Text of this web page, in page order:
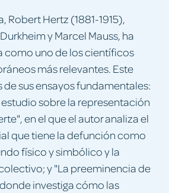
Robert Hertz (1881-1915),
y Marcel Mauss, ha
como uno de los científicos
más relevantes. Este
sus ensayos fundamentales:
sobre la representación
en el que el autor analiza el
que tiene la defunción como
físico y simbólico y la
y "La preeminencia de
investiga cómo las